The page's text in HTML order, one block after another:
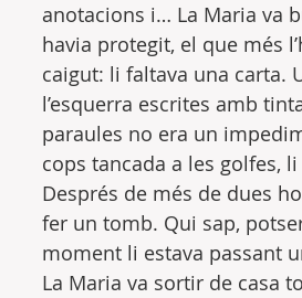
anotacions i… La Maria va
havia protegit, el que més
caigut: li faltava una carta.
l’esquerra escrites amb
paraules no era un
cops tancada a les golfes,
Després de més de dues
fer un tomb. Qui sap,
moment li estava passant
La Maria va sortir de casa